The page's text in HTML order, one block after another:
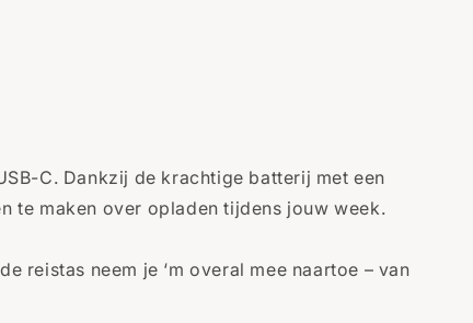
C. Dankzij de krachtige batterij met een
te maken over opladen tijdens jouw week.
reistas neem je ‘m overal mee naartoe – van